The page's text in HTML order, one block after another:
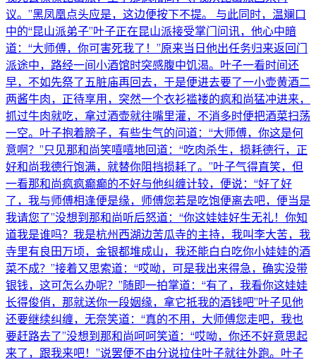
议。”黑凤凰点头应是，这边便按下不提。 与此同时，温斓口
中的“昆山派弟子”叶子正在昆山派接受掌门问讯，他心中暗
道：“大师傅，你可害死我了！”原来当日他出任务归来返回门
派途中，路经一间小酒馆时突感腹中饥渴。叶子一看时间还
早，不如先祭了五脏庙再回去，于是便进去要了一小壶黄酒二
两酱牛肉，正待享用，突然一个衣衫褴褛的疯和尚猛冲进来，
抓过牛肉就吃，拿过酒壶就往嘴里灌，不消多时便把酒菜扫荡
一空。叶子抱着膀子，有些生气的问道：“大师傅，你这是何
意啊？”只见那和尚笑嘻嘻地回道：“吃肉杀生，损耗德行，正
好和尚我德行饱满，就替你阻挡损耗了。”叶子气得直笑，但
一看那和尚疯疯癫癫的不好与他纠缠计较，便说：“好了好
了，我与师傅相逢便是缘，师傅您若是吃饱便离去吧，便当是
我请您了”没想到那和尚听后怒道：“你这娃娃好生无礼！你知
道我是谁吗？我是杭州西湖边苦瓜寺的主持，我叫李大苦，我
寺里有良田万顷，金银都堆成山，我还能白白吃你小娃娃的酒
菜不成？”接着又思索道：“哎呦，可是我出来得急，确实没带
银钱，这可怎么办呢？”随即一拍掌道：“有了，我看你这娃娃
长得俊俏，那就送你一段姻缘，拿它抵我的酒钱吧”叶子见他
还要继续纠缠，无奈笑道：“真的不用，大师傅您走吧，我也
要赶路去了”没想到那和尚呵呵笑道：“哎呦，你还不好意思起
来了，跟我来吧！”说罢便不由分说拉住叶子就往外跑。叶子